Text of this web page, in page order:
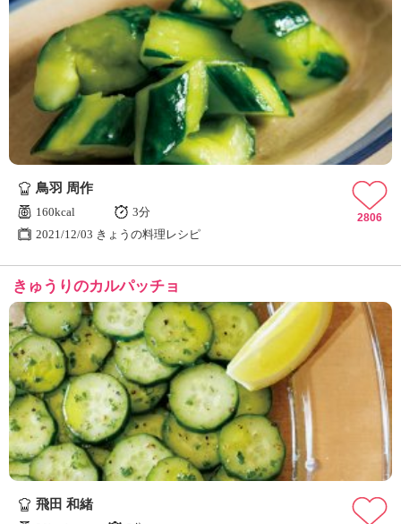
鳥羽 周作
160kcal
3分
2021/12/03 きょうの料理レシピ
2806
きゅうりのカルパッチョ
飛田 和緒